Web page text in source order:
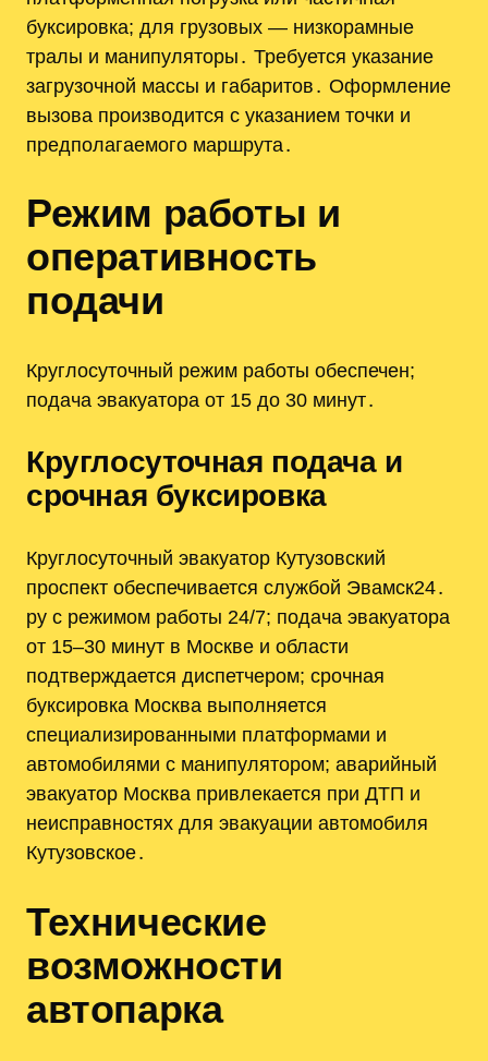
буксировка; для грузовых — низкорамные
тралы и манипуляторы․ Требуется указание
загрузочной массы и габаритов․ Оформление
вызова производится с указанием точки и
предполагаемого маршрута․
Режим работы и
оперативность
подачи
Круглосуточный режим работы обеспечен;
подача эвакуатора от 15 до 30 минут․
Круглосуточная подача и
срочная буксировка
Круглосуточный эвакуатор Кутузовский
проспект обеспечивается службой Эвамск24․
ру с режимом работы 24/7; подача эвакуатора
от 15–30 минут в Москве и области
подтверждается диспетчером; срочная
буксировка Москва выполняется
специализированными платформами и
автомобилями с манипулятором; аварийный
эвакуатор Москва привлекается при ДТП и
неисправностях для эвакуации автомобиля
Кутузовское․
Технические
возможности
автопарка